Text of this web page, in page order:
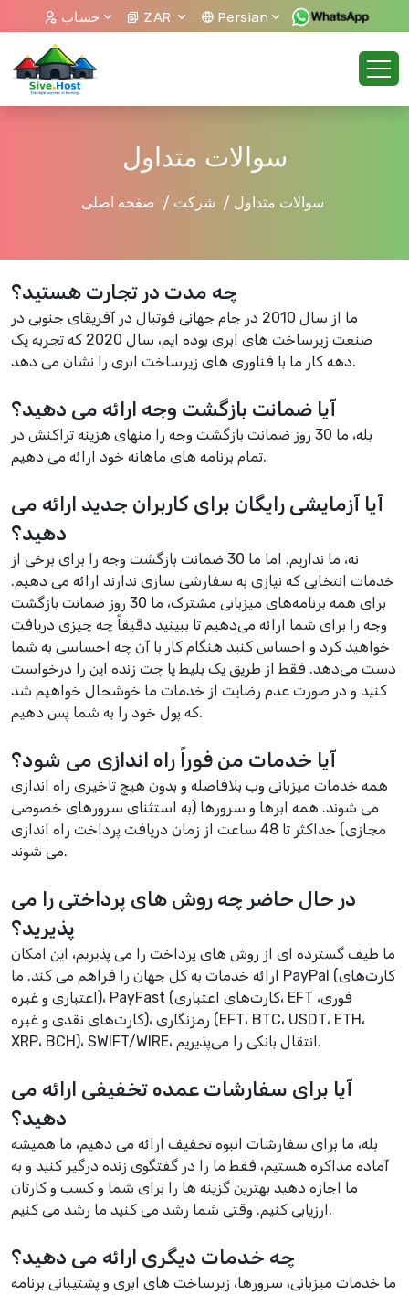
حساب ZAR Persian
سوالات متداول
صفحه اصلی شرکت سوالات متداول
چه مدت در تجارت هستید؟
ما از سال 2010 در جام جهانی فوتبال در آفریقای جنوبی در
صنعت زیرساخت های ابری بوده ایم، سال 2020 که تجربه یک
دهه کار ما با فناوری های زیرساخت ابری را نشان می دهد.
آیا ضمانت بازگشت وجه ارائه می دهید؟
بله، ما 30 روز ضمانت بازگشت وجه را منهای هزینه تراکنش در
تمام برنامه های ماهانه خود ارائه می دهیم.
آیا آزمایشی رایگان برای کاربران جدید ارائه می
دهید؟
نه، ما نداریم. اما ما 30 ضمانت بازگشت وجه را برای برخی از
خدمات انتخابی که نیازی به سفارشی سازی ندارند ارائه می دهیم.
برای همه برنامه‌های میزبانی مشترک، ما 30 روز ضمانت بازگشت
وجه را برای شما ارائه می‌دهیم تا ببینید دقیقاً چه چیزی دریافت
خواهید کرد و احساس کنید هنگام کار با آن چه احساسی به شما
دست می‌دهد. فقط از طریق یک بلیط یا چت زنده این را درخواست
کنید و در صورت عدم رضایت از خدمات ما خوشحال خواهیم شد
که پول خود را به شما پس دهیم.
آیا خدمات من فوراً راه اندازی می شود؟
همه خدمات میزبانی وب بلافاصله و بدون هیچ تاخیری راه اندازی
می شوند. همه ابرها و سرورها (به استثنای سرورهای خصوصی
مجازی) حداکثر تا 48 ساعت از زمان دریافت پرداخت راه اندازی
می شوند.
در حال حاضر چه روش های پرداختی را می
پذیرید؟
ما طیف گسترده ای از روش های پرداخت را می پذیریم، این امکان
ارائه خدمات به کل جهان را فراهم می کند. ما PayPal (کارت‌های
اعتباری و غیره)، PayFast (کارت‌های اعتباری، EFT فوری،
کارت‌های نقدی و غیره)، رمزنگاری (EFT، BTC، USDT، ETH،
XRP، BCH)، SWIFT/WIRE، انتقال بانکی را می‌پذیریم.
آیا برای سفارشات عمده تخفیفی ارائه می
دهید؟
بله، ما برای سفارشات انبوه تخفیف ارائه می دهیم، ما همیشه
آماده مذاکره هستیم، فقط ما را در گفتگوی زنده درگیر کنید و به
ما اجازه دهید بهترین گزینه ها را برای شما و کسب و کارتان
ارزیابی کنیم. وقتی شما رشد می کنید ما رشد می کنیم.
چه خدمات دیگری ارائه می دهید؟
ما خدمات میزبانی، سرورها، زیرساخت های ابری و پشتیبانی برنامه